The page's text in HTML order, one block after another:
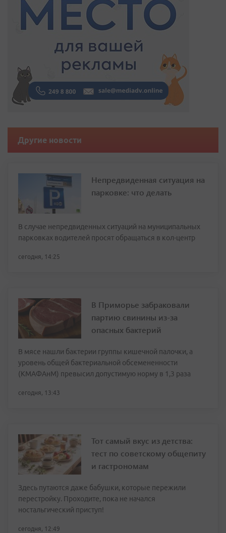
Другие новости
Непредвиденная ситуация на
парковке: что делать
В случае непредвиденных ситуаций на муниципальных
парковках водителей просят обращаться в кол-центр
сегодня, 14:25
В Приморье забраковали
партию свинины из-за
опасных бактерий
В мясе нашли бактерии группы кишечной палочки, а
уровень общей бактериальной обсемененности
(КМАФАнМ) превысил допустимую норму в 1,3 раза
сегодня, 13:43
Тот самый вкус из детства:
тест по советскому общепиту
и гастрономам
Здесь путаются даже бабушки, которые пережили
перестройку. Проходите, пока не начался
ностальгический приступ!
сегодня, 12:49